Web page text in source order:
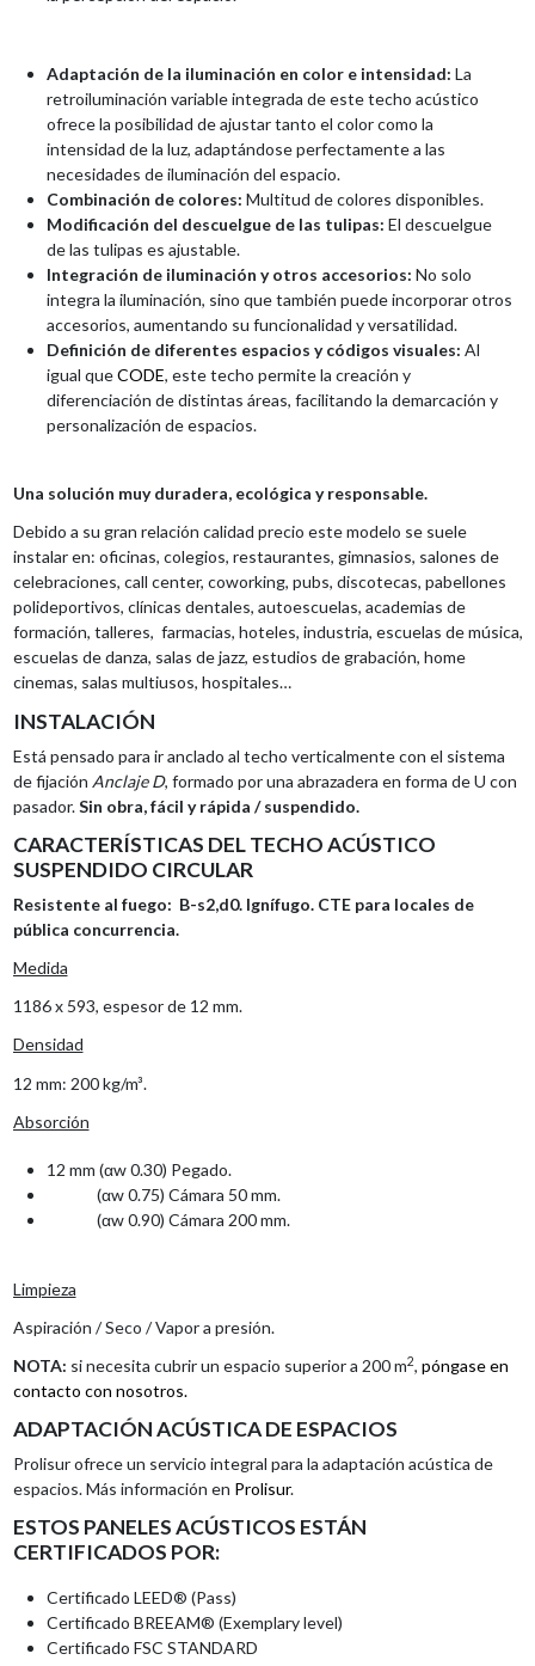
Adaptación de la iluminación en color e intensidad: La
retroiluminación variable integrada de este techo acústico
ofrece la posibilidad de ajustar tanto el color como la
intensidad de la luz, adaptándose perfectamente a las
necesidades de iluminación del espacio.
Combinación de colores: Multitud de colores disponibles.
Modificación del descuelgue de las tulipas: El descuelgue
de las tulipas es ajustable.
Integración de iluminación y otros accesorios: No solo
integra la iluminación, sino que también puede incorporar otros
accesorios, aumentando su funcionalidad y versatilidad.
Definición de diferentes espacios y códigos visuales: Al
igual queCODE, este techo permite la creación y
diferenciación de distintas áreas, facilitando la demarcación y
personalización de espacios.
Una solución muy duradera, ecológica y responsable.
Debido a su gran relación calidad precio este modelo se suele
instalar en: oficinas, colegios, restaurantes, gimnasios, salones de
celebraciones, call center, coworking, pubs, discotecas, pabellones
polideportivos, clínicas dentales, autoescuelas, academias de
formación, talleres, farmacias, hoteles, industria, escuelas de música,
escuelas de danza, salas de jazz, estudios de grabación, home
cinemas, salas multiusos, hospitales…
INSTALACIÓN
Está pensado para ir anclado al techo verticalmente con el sistema
de fijación Anclaje D, formado por una abrazadera en forma de U con
pasador. Sin obra, fácil y rápida / suspendido.
CARACTERÍSTICAS DEL TECHO ACÚSTICO
SUSPENDIDO CIRCULAR
Resistente al fuego: B-s2,d0. Ignífugo. CTE para locales de
pública concurrencia.
Medida
1186 x 593, espesor de 12 mm.
Densidad
12 mm: 200 kg/m³.
Absorción
12 mm (αw 0.30) Pegado.
(αw 0.75) Cámara 50 mm.
(αw 0.90) Cámara 200 mm.
Limpieza
Aspiración / Seco / Vapor a presión.
NOTA: si necesita cubrir un espacio superior a 200 m2, póngase en
contacto con nosotros.
ADAPTACIÓN ACÚSTICA DE ESPACIOS
Prolisur ofrece un servicio integral para la adaptación acústica de
espacios. Más información en Prolisur.
ESTOS PANELES ACÚSTICOS ESTÁN
CERTIFICADOS POR:
Certificado LEED® (Pass)
Certificado BREEAM® (Exemplary level)
Certificado FSC STANDARD